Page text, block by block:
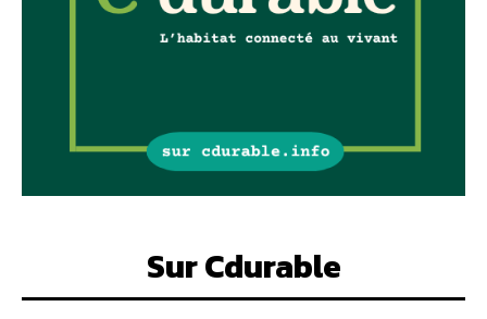
Sur Cdurable